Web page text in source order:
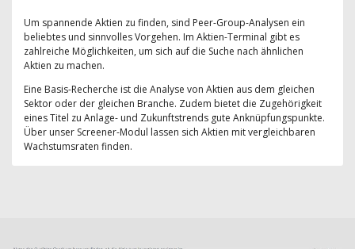
Um spannende Aktien zu finden, sind Peer-Group-Analysen ein
beliebtes und sinnvolles Vorgehen. Im Aktien-Terminal gibt es
zahlreiche Möglichkeiten, um sich auf die Suche nach ähnlichen
Aktien zu machen.
Eine Basis-Recherche ist die Analyse von Aktien aus dem gleichen
Sektor oder der gleichen Branche. Zudem bietet die Zugehörigkeit
eines Titel zu Anlage- und Zukunftstrends gute Anknüpfungspunkte.
Über unser Screener-Modul lassen sich Aktien mit vergleichbaren
Wachstumsraten finden.